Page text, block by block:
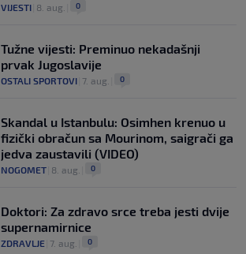
VIJESTI 8. aug. 0
Tužne vijesti: Preminuo nekadašnji
prvak Jugoslavije
OSTALI SPORTOVI 7. aug. 0
Skandal u Istanbulu: Osimhen krenuo u
fizički obračun sa Mourinom, saigrači ga
jedva zaustavili (VIDEO)
NOGOMET 8. aug. 0
Doktori: Za zdravo srce treba jesti dvije
supernamirnice
ZDRAVLJE 7. aug. 0